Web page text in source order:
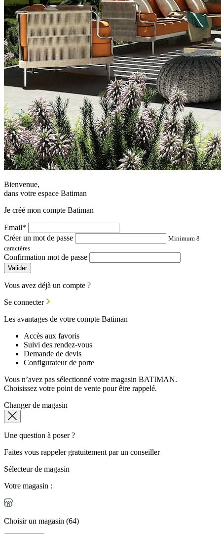
Bienvenue,
dans votre espace Batiman
Je créé mon compte Batiman
Email*
Créer un mot de passe
Minimum 8
caractères
Confirmation mot de passe
Valider
Vous avez déjà un compte ?
Se connecter
Les avantages de votre compte Batiman
Accès aux favoris
Suivi des rendez-vous
Demande de devis
Configurateur de porte
Vous n’avez pas sélectionné votre magasin BATIMAN.
Choisissez votre point de vente pour être rappelé.
Changer de magasin
Une question à poser ?
Faites vous rappeler gratuitement par un conseiller
Sélecteur de magasin
Votre magasin :
Choisir un magasin (64)